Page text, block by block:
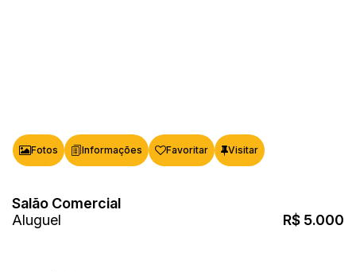
Fotos Favoritar
Salão Comercial
R$ 5.000